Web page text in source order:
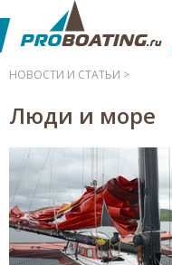
НОВОСТИ И СТАТЬИ >
Люди и море